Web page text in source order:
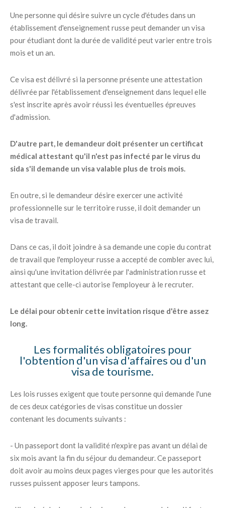
Une personne qui désire suivre un cycle d'études dans un
établissement d'enseignement russe peut demander un visa
pour étudiant dont la durée de validité peut varier entre trois
mois et un an.
Ce visa est délivré si la personne présente une attestation
délivrée par l'établissement d'enseignement dans lequel elle
s'est inscrite après avoir réussi les éventuelles épreuves
d'admission.
D'autre part, le demandeur doit présenter un certificat
médical attestant qu'il n'est pas infecté par le virus du
sida s'il demande un visa valable plus de trois mois.
En outre, si le demandeur désire exercer une activité
professionnelle sur le territoire russe, il doit demander un
visa de travail.
Dans ce cas, il doit joindre à sa demande une copie du contrat
de travail que l'employeur russe a accepté de combler avec lui,
ainsi qu'une invitation délivrée par l'administration russe et
attestant que celle-ci autorise l'employeur à le recruter.
Le délai pour obtenir cette invitation risque d'être assez
long.
Les formalités obligatoires pour
l'obtention d'un visa d'affaires ou d'un
visa de tourisme.
Les lois russes exigent que toute personne qui demande l'une
de ces deux catégories de visas constitue un dossier
contenant les documents suivants :
- Un passeport dont la validité n'expire pas avant un délai de
six mois avant la fin du séjour du demandeur. Ce passeport
doit avoir au moins deux pages vierges pour que les autorités
russes puissent apposer leurs tampons.